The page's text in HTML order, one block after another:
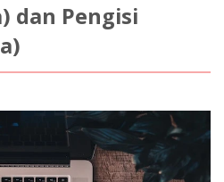
dan Pengisi